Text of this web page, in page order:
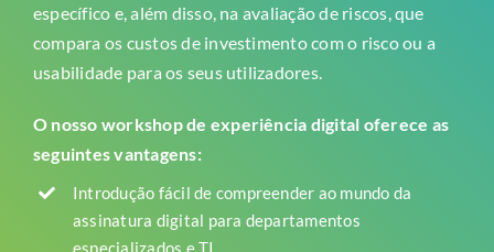
específico e, além disso, na avaliação de riscos, que
compara os custos de investimento com o risco ou a
usabilidade para os seus utilizadores.
O nosso workshop de experiência digital oferece as
seguintes vantagens:
Introdução fácil de compreender ao mundo da
assinatura digital para departamentos
especializados e TI